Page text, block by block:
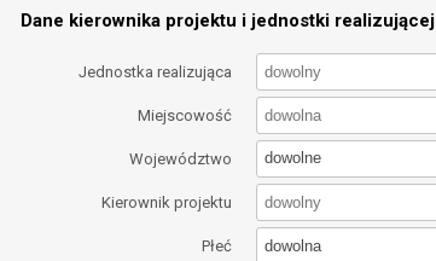
Dane kierownika projektu i jednostki realizującej
Jednostka realizująca
Miejscowość
Województwo dowolne
Kierownik projektu
Płeć dowolna